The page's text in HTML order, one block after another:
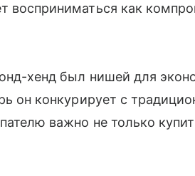
восприниматься как
хенд был нишей для
он конкурирует с
важно не только